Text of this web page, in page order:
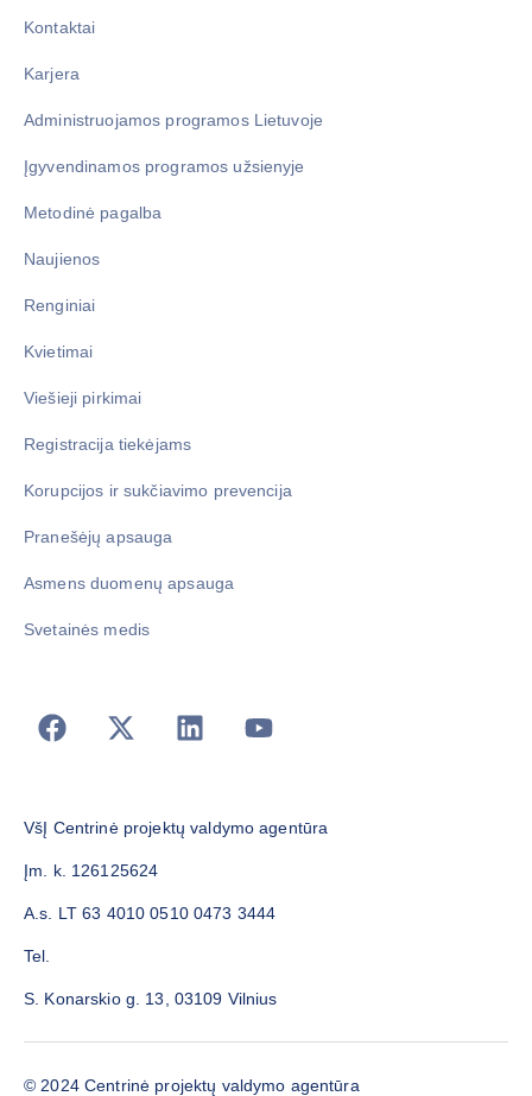
Kontaktai
Karjera
Administruojamos programos Lietuvoje
Įgyvendinamos programos užsienyje
Metodinė pagalba
Naujienos
Renginiai
Kvietimai
Viešieji pirkimai
Registracija tiekėjams
Korupcijos ir sukčiavimo prevencija
Pranešėjų apsauga
Asmens duomenų apsauga
Svetainės medis
VšĮ Centrinė projektų valdymo agentūra
Įm. k. 126125624
A.s. LT 63 4010 0510 0473 3444
Tel.
S. Konarskio g. 13, 03109 Vilnius
© 2024 Centrinė projektų valdymo agentūra